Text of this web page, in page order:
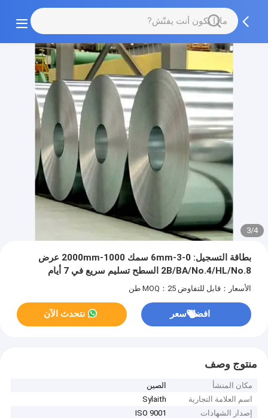
3/4
بطاقة التسجيل: 0-3-6mm سمك 1000-2000mm عرض
2B/BA/No.4/HL/No.8 السطح تسليم سريع في 7 أيام
الأسعار：قابل للتفاوض MOQ：25 طن
افضل سعر نتحدث الآن
منتوج وصف
مكان المنشأ
الصين
اسم العلامة التجارية
Sylaith
إصدار الشهادات
ISO 9001